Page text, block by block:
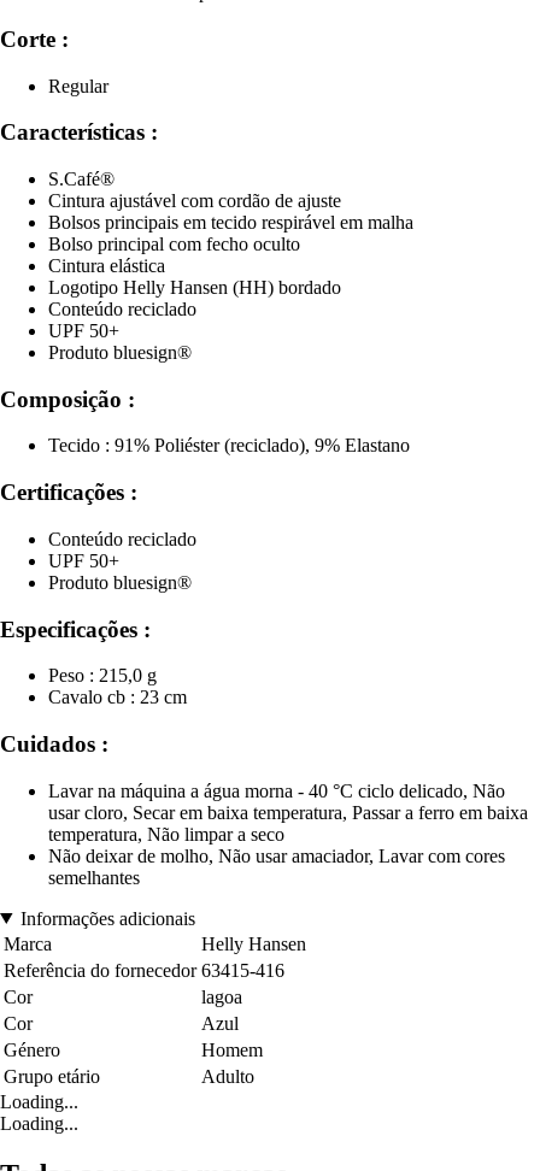
Corte :
Regular
Características :
S.Café®
Cintura ajustável com cordão de ajuste
Bolsos principais em tecido respirável em malha
Bolso principal com fecho oculto
Cintura elástica
Logotipo Helly Hansen (HH) bordado
Conteúdo reciclado
UPF 50+
Produto bluesign®
Composição :
Tecido : 91% Poliéster (reciclado), 9% Elastano
Certificações :
Conteúdo reciclado
UPF 50+
Produto bluesign®
Especificações :
Peso : 215,0 g
Cavalo cb : 23 cm
Cuidados :
Lavar na máquina a água morna - 40 °C ciclo delicado, Não
usar cloro, Secar em baixa temperatura, Passar a ferro em baixa
temperatura, Não limpar a seco
Não deixar de molho, Não usar amaciador, Lavar com cores
semelhantes
Informações adicionais
Marca
Helly Hansen
Referência do fornecedor 63415-416
Cor
lagoa
Cor
Azul
Género
Homem
Grupo etário
Adulto
Loading...
Loading...